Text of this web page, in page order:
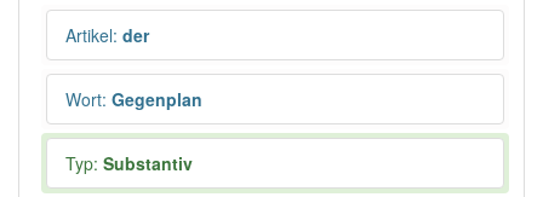
Artikel: der
Wort: Gegenplan
Typ: Substantiv